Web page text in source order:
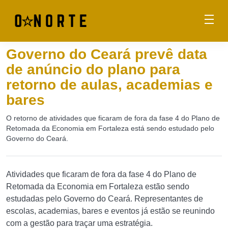
Governo do Ceará prevê data
de anúncio do plano para
retorno de aulas, academias e
bares
O retorno de atividades que ficaram de fora da fase 4 do Plano de
Retomada da Economia em Fortaleza está sendo estudado pelo
Governo do Ceará.
Atividades que ficaram de fora da fase 4 do Plano de
Retomada da Economia em Fortaleza estão sendo
estudadas pelo Governo do Ceará. Representantes de
escolas, academias, bares e eventos já estão se reunindo
com a gestão para traçar uma estratégia.